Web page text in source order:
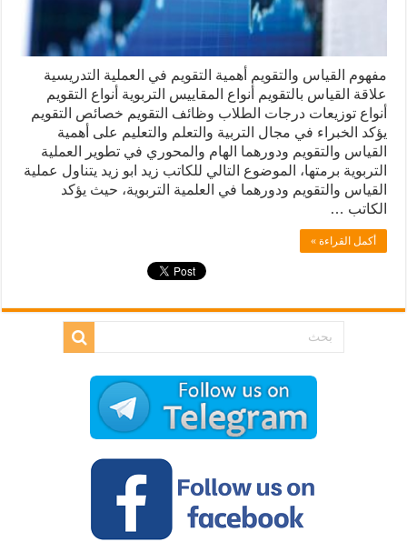
مفهوم القياس والتقويم أهمية التقويم في العملية التدريسية
علاقة القياس بالتقويم أنواع المقاييس التربوية أنواع التقويم
أنواع توزيعات درجات الطلاب وظائف التقويم خصائص التقويم
يؤكد الخبراء في مجال التربية والتعلم والتعليم على أهمية
القياس والتقويم ودورهما الهام والمحوري في تطوير العملية
التربوية برمتها، الموضوع التالي للكاتب زيد ابو زيد يتناول عملية
القياس والتقويم ودورهما في العلمية التربوية، حيث يؤكد
الكاتب …
أكمل القراءة »